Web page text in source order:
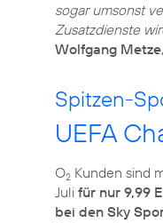
sogar umsonst
Zusatzdienste
Wolfgang Metze
Spitzen-
UEFA
O2 Kunden sind
Juli für nur 9,99
bei den Sky